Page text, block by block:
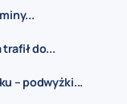
do...
– podwyżki...